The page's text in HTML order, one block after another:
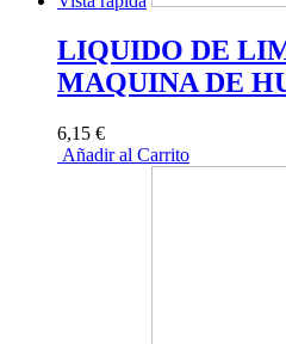
LIQUIDO DE
MAQUINA DE
6,15 €
Añadir al Carrito